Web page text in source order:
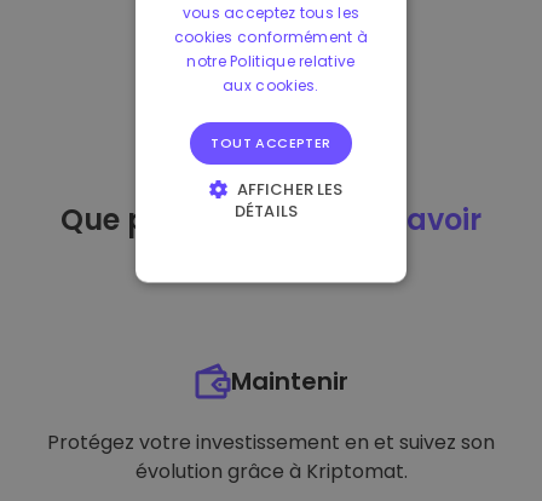
Que puis-je faire
après avoir
Maintenir
Protégez votre investissement en et suivez son
évolution grâce à Kriptomat.
vous acceptez tous les
cookies conformément à
notre Politique relative
aux cookies.
TOUT ACCEPTER
AFFICHER LES
DÉTAILS
FONCTIONNALITÉ